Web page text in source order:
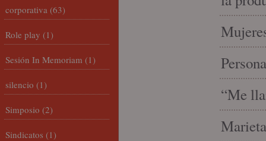
“Me
corporativa (63)
Role play (1)
Sesión In Memoriam (1)
silencio (1)
Simposio (2)
Sindicatos (1)